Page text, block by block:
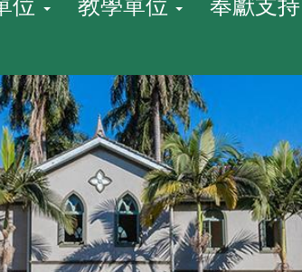
位 教學單位 奉獻支持